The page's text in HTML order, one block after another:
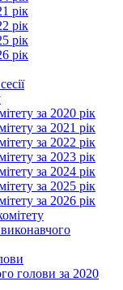
рік
рік
рік
рік
за 2020 рік
за 2021 рік
за 2022 рік
за 2023 рік
за 2024 рік
за 2025 рік
за 2026 рік
голови за 2020